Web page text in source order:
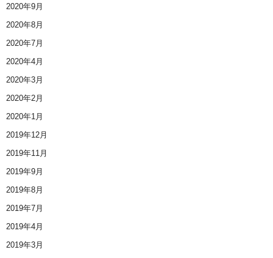
2020年9月
2020年8月
2020年7月
2020年4月
2020年3月
2020年2月
2020年1月
2019年12月
2019年11月
2019年9月
2019年8月
2019年7月
2019年4月
2019年3月